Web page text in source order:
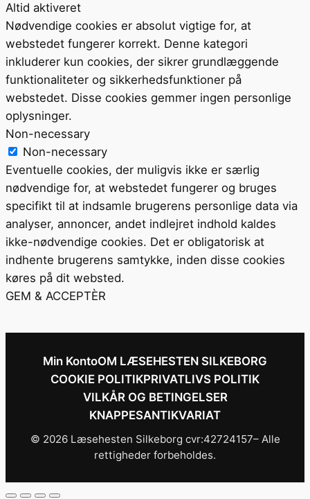
Altid aktiveret
Nødvendige cookies er absolut vigtige for, at
webstedet fungerer korrekt. Denne kategori
inkluderer kun cookies, der sikrer grundlæggende
funktionaliteter og sikkerhedsfunktioner på
webstedet. Disse cookies gemmer ingen personlige
oplysninger.
Non-necessary
Non-necessary
Eventuelle cookies, der muligvis ikke er særlig
nødvendige for, at webstedet fungerer og bruges
specifikt til at indsamle brugerens personlige data via
analyser, annoncer, andet indlejret indhold kaldes
ikke-nødvendige cookies. Det er obligatorisk at
indhente brugerens samtykke, inden disse cookies
køres på dit websted.
GEM & ACCEPTÈR
Min KontoOM LÆSEHESTEN SILKEBORG
COOKIE POLITIKPRIVATLIVS POLITIK
VILKÅR OG BETINGELSER
KNAPPESANTIKVARIAT
© 2026 Læsehesten Silkeborg cvr:42724157– Alle
rettigheder forbeholdes.